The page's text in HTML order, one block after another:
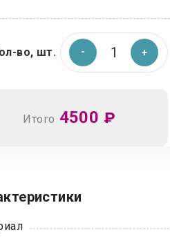
во, шт.
Итого 4500 ₽